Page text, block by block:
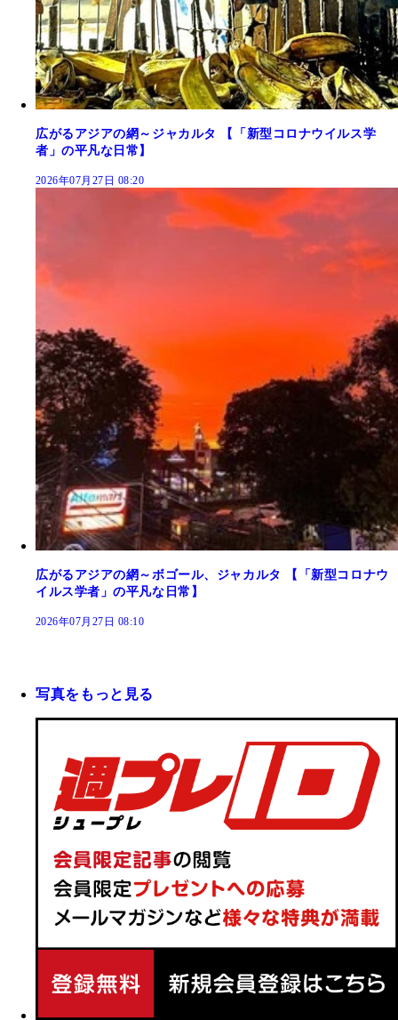
広がるアジアの網～ジャカルタ 【「新型コロナウイルス学
者」の平凡な日常】
2026年07月27日 08:20
広がるアジアの網～ボゴール、ジャカルタ 【「新型コロナウ
イルス学者」の平凡な日常】
2026年07月27日 08:10
写真をもっと見る